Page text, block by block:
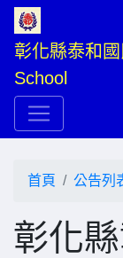
彰化縣泰和
School
首頁 公告列
彰化